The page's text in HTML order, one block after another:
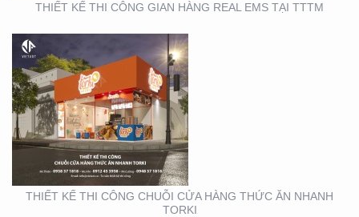
THIẾT KẾ THI CÔNG GIAN HÀNG REAL EMS TẠI TTTM
THIẾT KẾ THI CÔNG CHUỖI CỬA HÀNG THỨC ĂN NHANH
TORKI
SẢN XUẤT STANDEE TẠI
TP. HỒ CHÍ MINH